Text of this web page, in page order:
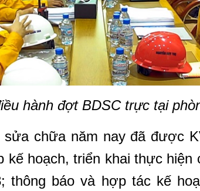
hành đợt BDSC trực tại
chữa năm nay đã được
kế hoạch, triển khai thực hiện
thông báo và hợp tác kế